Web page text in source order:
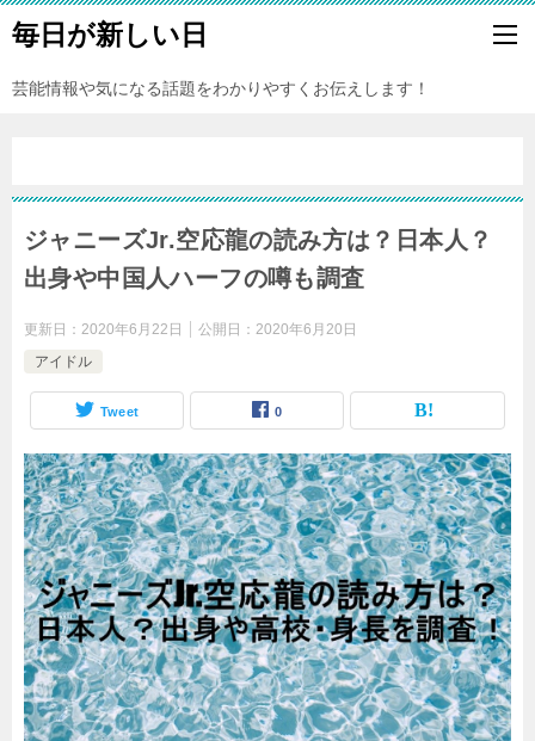
毎日が新しい日
芸能情報や気になる話題をわかりやすくお伝えします！
ジャニーズJr.空応龍の読み方は？日本人？
出身や中国人ハーフの噂も調査
更新日： 2020年6月22日 公開日： 2020年6月20日
アイドル
Tweet 0